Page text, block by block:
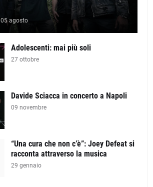
05 agosto
Adolescenti: mai più soli
27 ottobre
Davide Sciacca in concerto a Napoli
09 novembre
“Una cura che non c’è”: Joey Defeat si
racconta attraverso la musica
29 gennaio